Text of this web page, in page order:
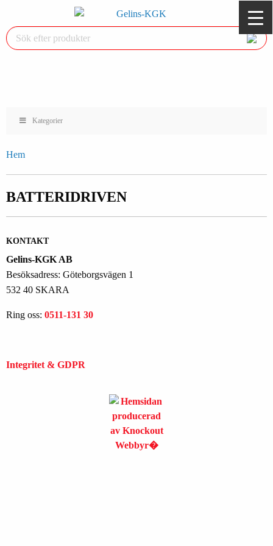
Kategorier
Hem
BATTERIDRIVEN
KONTAKT
Gelins-KGK AB
Besöksadress: Göteborgsvägen 1
532 40 SKARA
Ring oss: 0511-131 30
Integritet & GDPR